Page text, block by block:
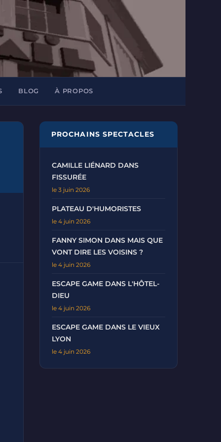
BLOG À PROPOS
PROCHAINS SPECTACLES
CAMILLE LIÉNARD DANS
FISSURÉE
le 3 juin 2026
PLATEAU D'HUMORISTES
le 4 juin 2026
FANNY SIMON DANS MAIS QUE
VONT DIRE LES VOISINS ?
le 4 juin 2026
ESCAPE GAME DANS L'HÔTEL-
DIEU
le 4 juin 2026
ESCAPE GAME DANS LE VIEUX
LYON
le 4 juin 2026